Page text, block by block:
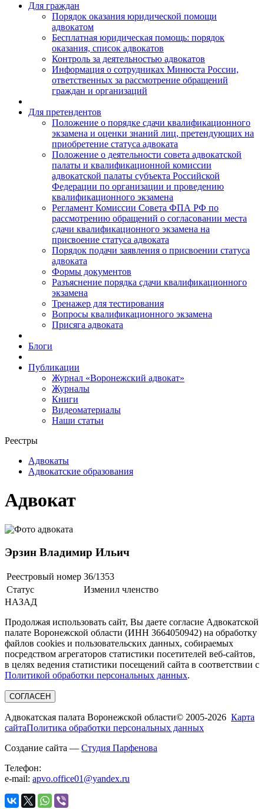
Для граждан
Порядок оказания юридической помощи
адвокатом
Бесплатная юридическая помощь: порядок
оказания, список адвокатов
Контроль за деятельностью адвокатов
Информация о сотрудниках Минюста России,
ответственных за рассмотрение обращений
граждан и организаций
Для претендентов
Положение о порядке сдачи квалификационного
экзамена и оценки знаний лиц, претендующих на
приобретение статуса адвоката
Положение о деятельности совета адвокатской
палаты и квалификационной комиссии
адвокатской палаты субъекта Российской
Федерации по организации и проведению
квалификационного экзамена
Регламент Комиссии Совета ФПА РФ по
рассмотрению обращений о согласовании места
сдачи квалификационного экзамена на
присвоение статуса адвоката
Порядок подачи заявления о присвоении статуса
адвоката
Формы документов
Разъяснение порядка сдачи квалификационного
экзамена
Тренажер для тестирования
Вопросы квалификационного экзамена
Присяга адвоката
Блоги
Публикации
Журнал «Воронежский адвокат»
Журналы
Книги
Видеоматериалы
Наши статьи
Реестры
Адвокаты
Адвокатские образования
Адвокат
Эрзин Владимир Ильич
Реестровый номер 36/1353
Статус
Изменил членство
НАЗАД
Продолжая использовать сайт, Вы даете согласие Адвокатской
палате Воронежской области (ИНН 3664050942) на обработку
файлов cookies и пользовательских данных, собираемых
посредством агрегаторов статистики посетителей веб-сайтов,
в целях ведения статистики посещений сайта в соответствии с
Политикой обработки персональных данных.
СОГЛАСЕН
Адвокатская палата Воронежской области© 2005-2026 Карта
сайтаПолитика обработки персональных данных
Создание сайта — Студия Парфенова
Телефон:
e-mail: apvo.office01@yandex.ru